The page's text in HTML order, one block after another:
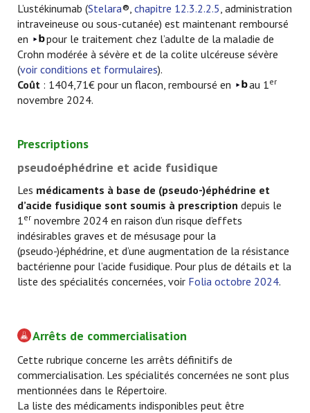
L’ustékinumab (Stelara®, chapitre 12.3.2.2.5, administration
intraveineuse ou sous-cutanée) est maintenant remboursé
en
pour le traitement chez l’adulte de la maladie de
Crohn modérée à sévère et de la colite ulcéreuse sévère
(voir conditions et formulaires).
Coût : 1404,71€ pour un flacon, remboursé en au 1er
novembre 2024.
Prescriptions
pseudoéphédrine et acide fusidique
Les médicaments à base de (pseudo-)éphédrine et
d’acide fusidique sont soumis à prescription depuis le
1er novembre 2024 en raison d’un risque d’effets
indésirables graves et de mésusage pour la
(pseudo-)éphédrine, et d’une augmentation de la résistance
bactérienne pour l’acide fusidique. Pour plus de détails et la
liste des spécialités concernées, voir Folia octobre 2024.
Arrêts de commercialisation
Cette rubrique concerne les arrêts définitifs de
commercialisation. Les spécialités concernées ne sont plus
mentionnées dans le Répertoire.
La liste des médicaments indisponibles peut être